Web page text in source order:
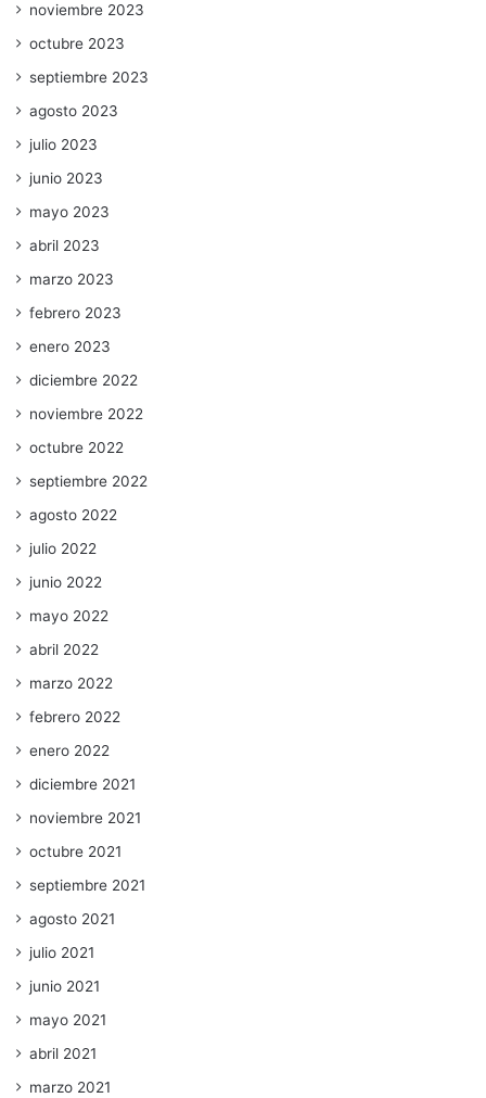
noviembre 2023
octubre 2023
septiembre 2023
agosto 2023
julio 2023
junio 2023
mayo 2023
abril 2023
marzo 2023
febrero 2023
enero 2023
diciembre 2022
noviembre 2022
octubre 2022
septiembre 2022
agosto 2022
julio 2022
junio 2022
mayo 2022
abril 2022
marzo 2022
febrero 2022
enero 2022
diciembre 2021
noviembre 2021
octubre 2021
septiembre 2021
agosto 2021
julio 2021
junio 2021
mayo 2021
abril 2021
marzo 2021